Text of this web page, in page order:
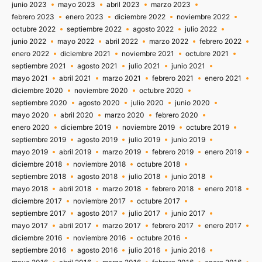
junio 2023 mayo 2023 abril 2023
marzo 2023
febrero 2023
enero 2023 diciembre 2022
noviembre 2022
octubre 2022
septiembre 2022 agosto 2022
julio 2022
junio 2022
mayo 2022 abril 2022 marzo 2022
febrero 2022
enero 2022
diciembre 2021 noviembre 2021
octubre 2021
septiembre 2021
agosto 2021 julio 2021
junio 2021
mayo 2021
abril 2021 marzo 2021 febrero 2021
enero 2021
diciembre 2020
noviembre 2020
octubre 2020
septiembre 2020
agosto 2020 julio 2020
junio 2020
mayo 2020
abril 2020 marzo 2020
febrero 2020
enero 2020
diciembre 2019 noviembre 2019
octubre 2019
septiembre 2019
agosto 2019 julio 2019
junio 2019
mayo 2019
abril 2019 marzo 2019 febrero 2019
enero 2019
diciembre 2018
noviembre 2018
octubre 2018
septiembre 2018
agosto 2018 julio 2018
junio 2018
mayo 2018
abril 2018 marzo 2018 febrero 2018
enero 2018
diciembre 2017
noviembre 2017
octubre 2017
septiembre 2017
agosto 2017 julio 2017
junio 2017
mayo 2017
abril 2017 marzo 2017 febrero 2017
enero 2017
diciembre 2016
noviembre 2016
octubre 2016
septiembre 2016
agosto 2016 julio 2016
junio 2016